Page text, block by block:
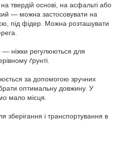
твердій основі, на асфальті або
— можна застосовувати на
під фідер. Можна розташувати
— ніжки регулюються для
ґрунті.
за допомогою зручних
оптимальну довжину. У
мало місця.
зберігання і транспортування в